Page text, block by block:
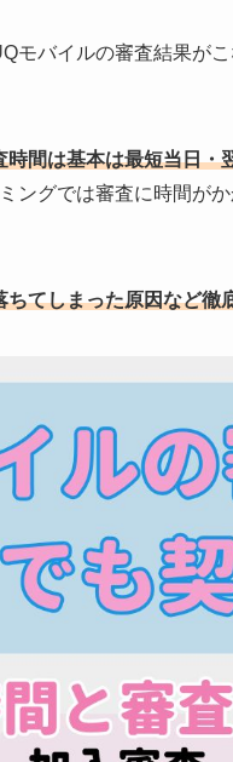
モバイルの審査結果が
間は基本は最短当日・
ングでは審査に時間が
てしまった原因など徹